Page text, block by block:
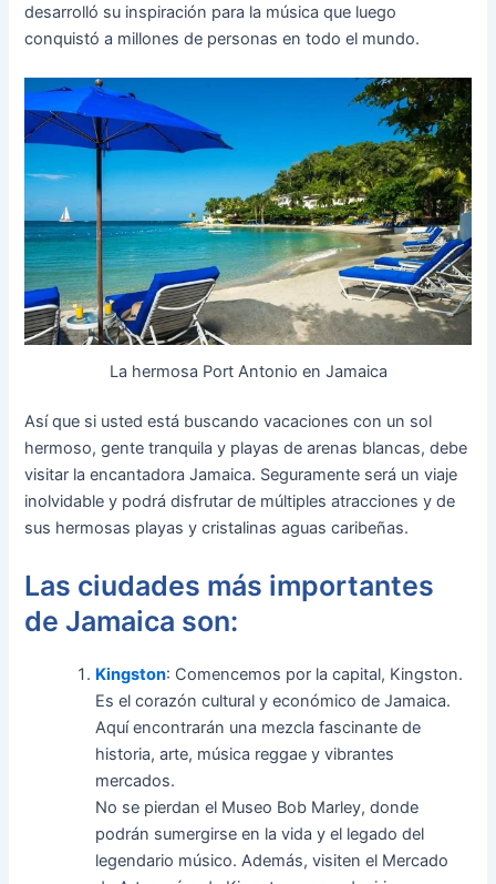
desarrolló su inspiración para la música que luego
conquistó a millones de personas en todo el mundo.
La hermosa Port Antonio en Jamaica
Así que si usted está buscando vacaciones con un sol
hermoso, gente tranquila y playas de arenas blancas, debe
visitar la encantadora Jamaica. Seguramente será un viaje
inolvidable y podrá disfrutar de múltiples atracciones y de
sus hermosas playas y cristalinas aguas caribeñas.
Las ciudades más importantes
de Jamaica son:
Kingston: Comencemos por la capital, Kingston.
Es el corazón cultural y económico de Jamaica.
Aquí encontrarán una mezcla fascinante de
historia, arte, música reggae y vibrantes
mercados.
No se pierdan el Museo Bob Marley, donde
podrán sumergirse en la vida y el legado del
legendario músico. Además, visiten el Mercado